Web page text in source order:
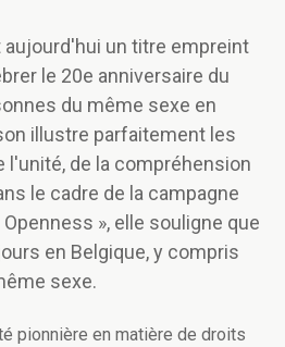
un titre empreint
le 20e anniversaire du
du même sexe en
illustre parfaitement les
l'unité, de la compréhension
le cadre de la campagne
», elle souligne que
en Belgique, y compris
sexe.
pionnière en matière de droits